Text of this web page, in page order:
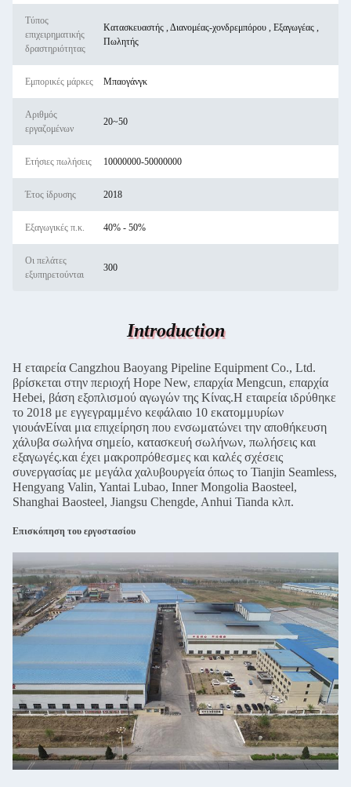
Τύπος
επιχειρηματικής
δραστηριότητας
Κατασκευαστής , Διανομέας-χονδρεμπόρου , Εξαγωγέας ,
Πωλητής
Εμπορικές μάρκες Μπαογάνγκ
Αριθμός
εργαζομένων
20~50
Ετήσιες πωλήσεις 10000000-50000000
Έτος ίδρυσης 2018
Εξαγωγικές π.κ. 40% - 50%
Οι πελάτες
εξυπηρετούνται
300
Introduction
Η εταιρεία Cangzhou Baoyang Pipeline Equipment Co., Ltd.
βρίσκεται στην περιοχή Hope New, επαρχία Mengcun, επαρχία
Hebei, βάση εξοπλισμού αγωγών της Κίνας.Η εταιρεία ιδρύθηκε
το 2018 με εγγεγραμμένο κεφάλαιο 10 εκατομμυρίων
γιουάνΕίναι μια επιχείρηση που ενσωματώνει την αποθήκευση
χάλυβα σωλήνα σημείο, κατασκευή σωλήνων, πωλήσεις και
εξαγωγές.και έχει μακροπρόθεσμες και καλές σχέσεις
συνεργασίας με μεγάλα χαλυβουργεία όπως το Tianjin Seamless,
Hengyang Valin, Yantai Lubao, Inner Mongolia Baosteel,
Shanghai Baosteel, Jiangsu Chengde, Anhui Tianda κλπ.
Επισκόπηση του εργοστασίου